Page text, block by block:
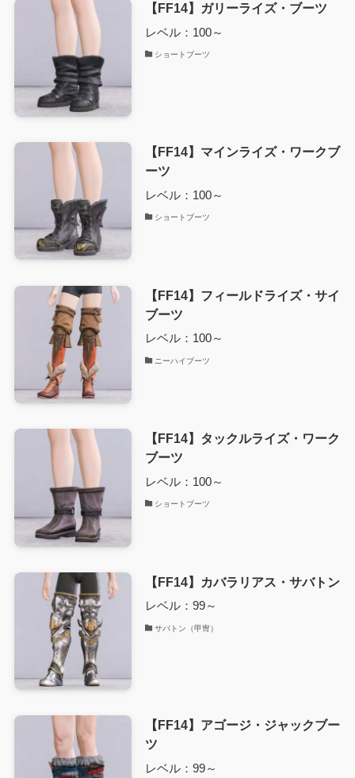
【FF14】ガリーライズ・ブーツ
レベル：100～
ショートブーツ
【FF14】マインライズ・ワークブ
ーツ
レベル：100～
ショートブーツ
【FF14】フィールドライズ・サイ
ブーツ
レベル：100～
ニーハイブーツ
【FF14】タックルライズ・ワーク
ブーツ
レベル：100～
ショートブーツ
【FF14】カバラリアス・サバトン
レベル：99～
サバトン（甲冑）
【FF14】アゴージ・ジャックブー
ツ
レベル：99～